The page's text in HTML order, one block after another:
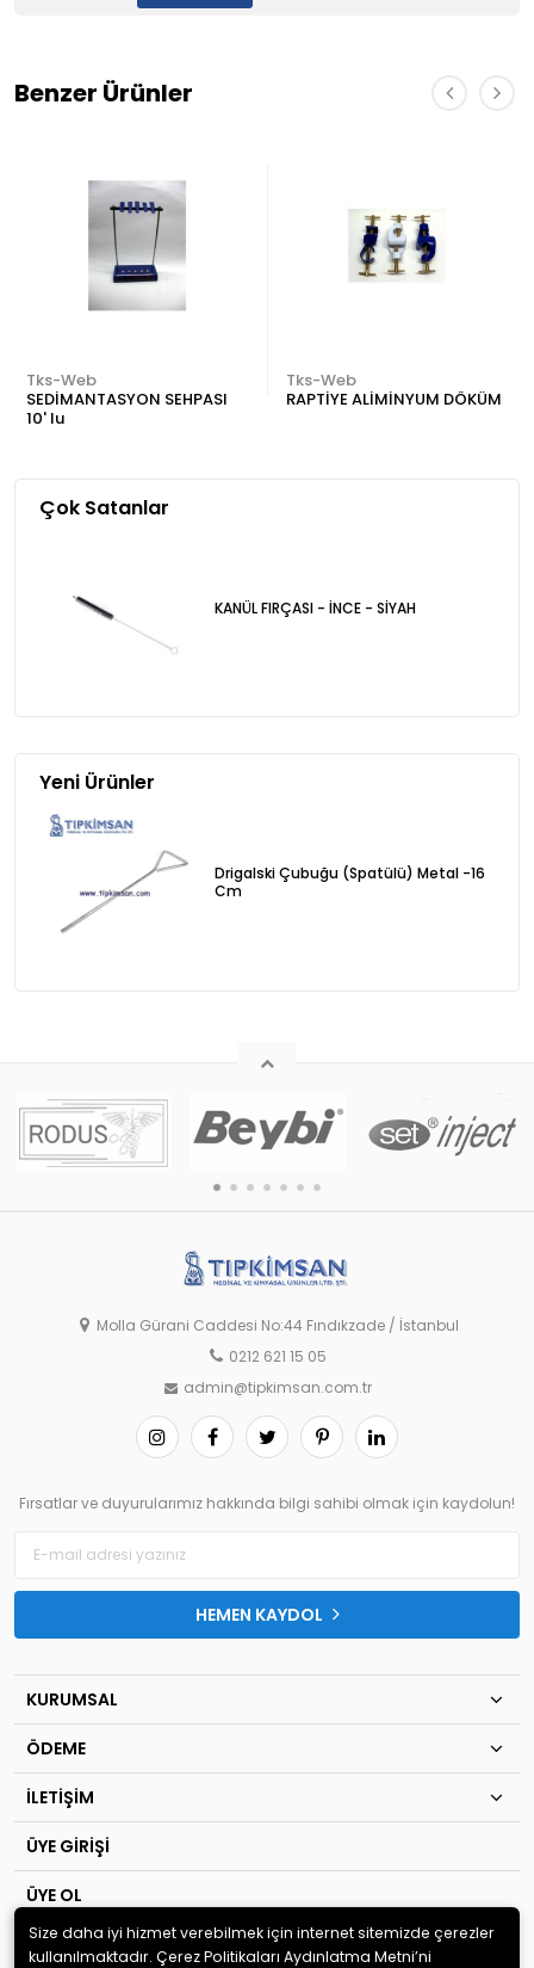
Benzer Ürünler
Tks-Web
SEDİMANTASYON SEHPASI
10' lu
Tks-Web
RAPTİYE ALİMİNYUM DÖKÜM
Çok Satanlar
KANÜL FIRÇASI - İNCE - SİYAH
Yeni Ürünler
Drigalski Çubuğu (Spatülü) Metal -16
Cm
Molla Gürani Caddesi No:44 Fındıkzade / İstanbul
0212 621 15 05
admin@tipkimsan.com.tr
Fırsatlar ve duyurularımız hakkında bilgi sahibi olmak için kaydolun!
HEMEN KAYDOL
KURUMSAL
ÖDEME
İLETİŞİM
ÜYE GİRİŞİ
ÜYE OL
© 2020 TIP KİM SAN Ltd.Şti . Tüm hakları saklıdır.
Size daha iyi hizmet verebilmek için internet sitemizde çerezler
kullanılmaktadır. Çerez Politikaları Aydınlatma Metni’ni